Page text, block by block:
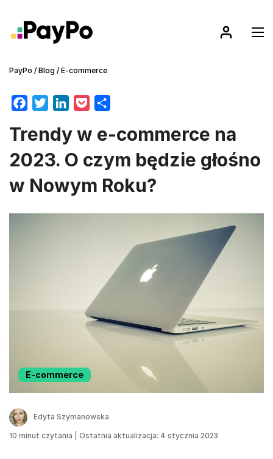
PayPo / Blog / E-commerce
c
e
b
o
k
i
t
t
e
n
k
e
d
n
c
e
t
a
e
Trendy w e-commerce na
2023. O czym będzie głośno
w Nowym Roku?
E-commerce
Edyta Szymanowska
10 minut czytania Ostatnia aktualizacja: 4 stycznia 2023